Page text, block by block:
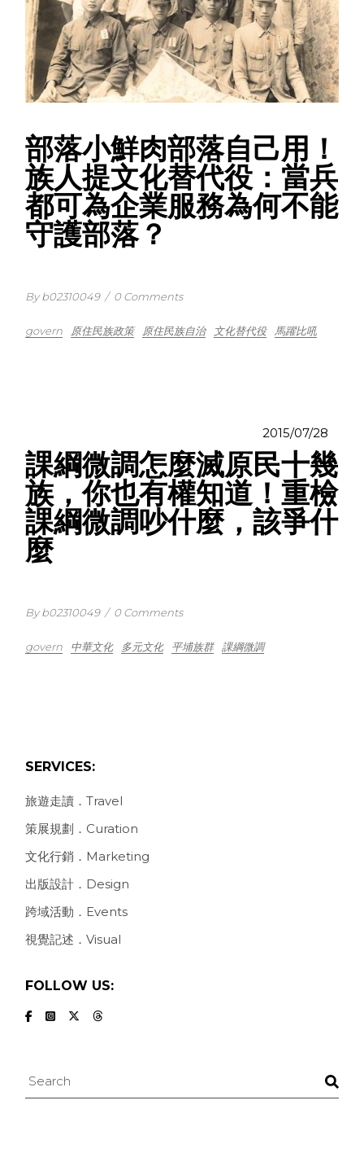
部落小鮮肉部落自己用！
族人提文化替代役：當兵
都可為企業服務為何不能
守護部落？
By b02310049 / 0 Comments
govern 原住民族政策 原住民族自治 文化替代役 馬躍比吼
2015/07/28
課綱微調怎麼滅原民十幾
族，你也有權知道！重檢
課綱微調吵什麼，該爭什
麼
By b02310049 / 0 Comments
govern 中華文化 多元文化 平埔族群 課綱微調
SERVICES:
旅遊走讀．Travel
策展規劃．Curation
文化行銷．Marketing
出版設計．Design
跨域活動．Events
視覺記述．Visual
FOLLOW US:
Search